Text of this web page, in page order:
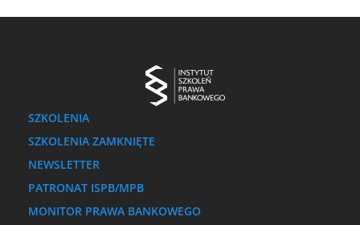
SZKOLENIA
SZKOLENIA ZAMKNIĘTE
NEWSLETTER
PATRONAT ISPB/MPB
MONITOR PRAWA BANKOWEGO